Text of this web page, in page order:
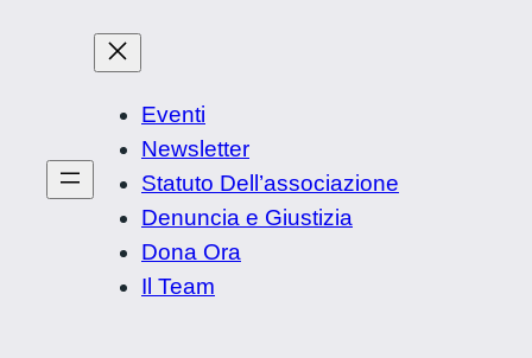
Eventi
Newsletter
Statuto Dell’associazione
Denuncia e Giustizia
Dona Ora
Il Team